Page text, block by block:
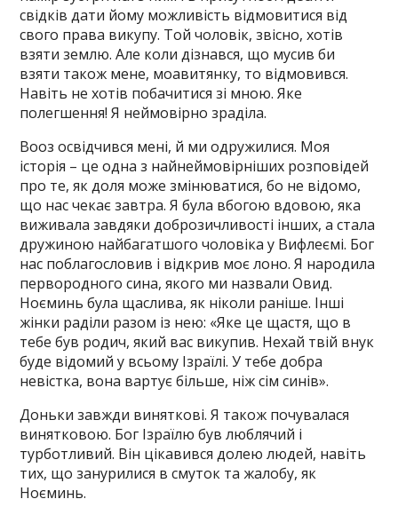
свідків дати йому можливість відмовитися від
свого права викупу. Той чоловік, звісно, хотів
взяти землю. Але коли дізнався, що мусив би
взяти також мене, моавитянку, то відмовився.
Навіть не хотів побачитися зі мною. Яке
полегшення! Я неймовірно зраділа.
Вооз освідчився мені, й ми одружилися. Моя
історія – це одна з найнеймовірніших розповідей
про те, як доля може змінюватися, бо не відомо,
що нас чекає завтра. Я була вбогою вдовою, яка
виживала завдяки доброзичливості інших, а стала
дружиною найбагатшого чоловіка у Вифлеємі. Бог
нас поблагословив і відкрив моє лоно. Я народила
первородного сина, якого ми назвали Овид.
Ноєминь була щаслива, як ніколи раніше. Інші
жінки раділи разом із нею: «Яке це щастя, що в
тебе був родич, який вас викупив. Нехай твій внук
буде відомий у всьому Ізраїлі. У тебе добра
невістка, вона вартує більше, ніж сім синів».
Доньки завжди виняткові. Я також почувалася
винятковою. Бог Ізраїлю був люблячий і
турботливий. Він цікавився долею людей, навіть
тих, що занурилися в смуток та жалобу, як
Ноєминь.